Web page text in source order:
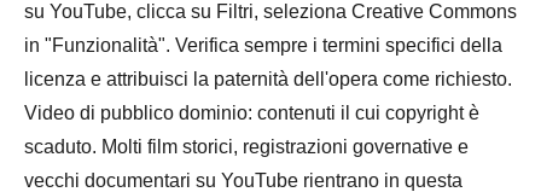
su YouTube, clicca su Filtri, seleziona Creative Commons
in "Funzionalità". Verifica sempre i termini specifici della
licenza e attribuisci la paternità dell'opera come richiesto.
Video di pubblico dominio: contenuti il cui copyright è
scaduto. Molti film storici, registrazioni governative e
vecchi documentari su YouTube rientrano in questa